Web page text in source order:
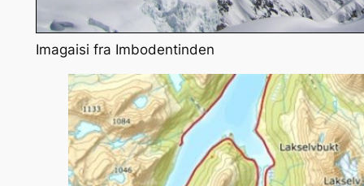
Imagaisi fra Imbodentinden